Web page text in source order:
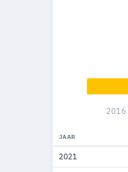
2001
2000
2016
JAAR
2021